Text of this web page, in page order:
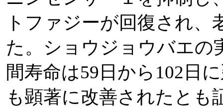
トファジーが回復され
た。ショウジョウバエの
間寿命は59 日から 102 日
も顕著に改善されたとも